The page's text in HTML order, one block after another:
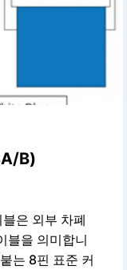
B)
은 외부 차폐
블을 의미합니
는 8핀 표준 커